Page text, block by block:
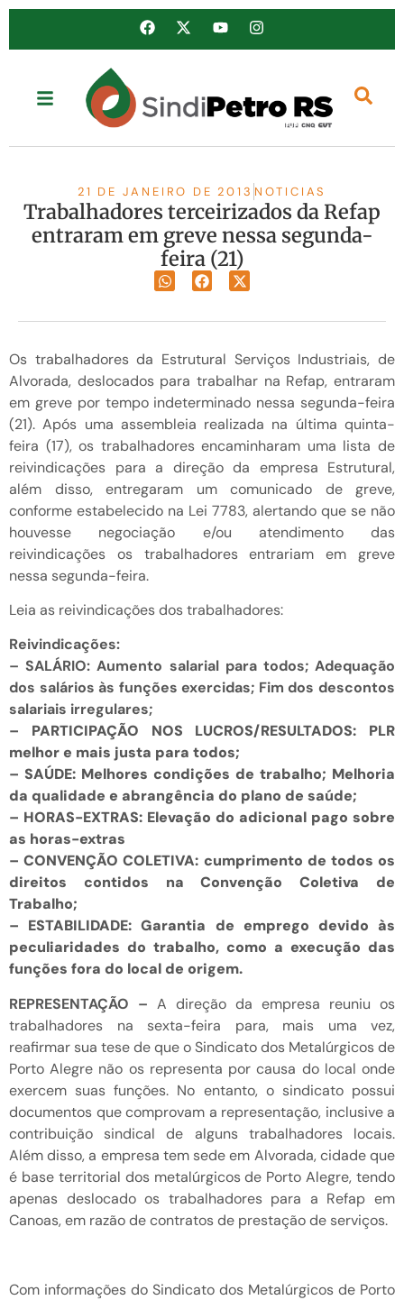
21 DE JANEIRO DE 2013 NOTICIAS
Trabalhadores terceirizados da Refap
entraram em greve nessa segunda-
feira (21)
Os trabalhadores da Estrutural Serviços Industriais, de
Alvorada, deslocados para trabalhar na Refap, entraram
em greve por tempo indeterminado nessa segunda-feira
(21). Após uma assembleia realizada na última quinta-
feira (17), os trabalhadores encaminharam uma lista de
reivindicações para a direção da empresa Estrutural,
além disso, entregaram um comunicado de greve,
conforme estabelecido na Lei 7783, alertando que se não
houvesse negociação e/ou atendimento das
reivindicações os trabalhadores entrariam em greve
nessa segunda-feira.
Leia as reivindicações dos trabalhadores:
Reivindicações:
– SALÁRIO: Aumento salarial para todos; Adequação
dos salários às funções exercidas; Fim dos descontos
salariais irregulares;
– PARTICIPAÇÃO NOS LUCROS/RESULTADOS: PLR
melhor e mais justa para todos;
– SAÚDE: Melhores condições de trabalho; Melhoria
da qualidade e abrangência do plano de saúde;
– HORAS-EXTRAS: Elevação do adicional pago sobre
as horas-extras
– CONVENÇÃO COLETIVA: cumprimento de todos os
direitos contidos na Convenção Coletiva de
Trabalho;
– ESTABILIDADE: Garantia de emprego devido às
peculiaridades do trabalho, como a execução das
funções fora do local de origem.
REPRESENTAÇÃO – A direção da empresa reuniu os
trabalhadores na sexta-feira para, mais uma vez,
reafirmar sua tese de que o Sindicato dos Metalúrgicos de
Porto Alegre não os representa por causa do local onde
exercem suas funções. No entanto, o sindicato possui
documentos que comprovam a representação, inclusive a
contribuição sindical de alguns trabalhadores locais.
Além disso, a empresa tem sede em Alvorada, cidade que
é base territorial dos metalúrgicos de Porto Alegre, tendo
apenas deslocado os trabalhadores para a Refap em
Canoas, em razão de contratos de prestação de serviços.
Com informações do Sindicato dos Metalúrgicos de Porto